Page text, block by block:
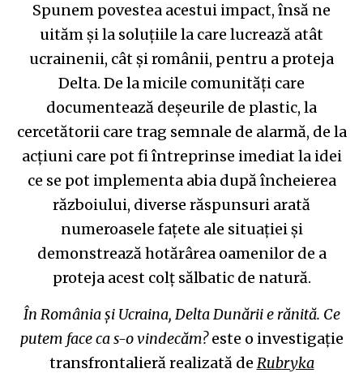
Spunem povestea acestui impact, însă ne
uităm și la soluțiile la care lucrează atât
ucrainenii, cât și românii, pentru a proteja
Delta. De la micile comunități care
documentează deșeurile de plastic, la
cercetătorii care trag semnale de alarmă, de la
acțiuni care pot fi întreprinse imediat la idei
ce se pot implementa abia după încheierea
războiului, diverse răspunsuri arată
numeroasele fațete ale situației și
demonstrează hotărârea oamenilor de a
proteja acest colț sălbatic de natură.
În România și Ucraina, Delta Dunării e rănită. Ce
putem face ca s-o vindecăm?este o investigație
transfrontalieră realizată de Rubryka